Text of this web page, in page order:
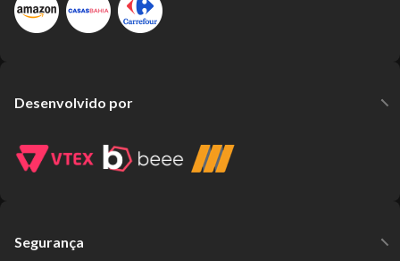
Desenvolvido por
Segurança